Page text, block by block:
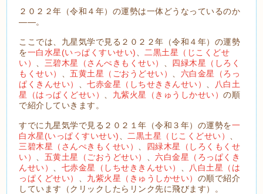
２０２２年（令和４年）の運勢は一体どうなっているのか
――。
ここでは、九星気学で見る２０２２年（令和４年）の運勢
を一白水星(いっぱくすいせい)
二黒土星（じこくどせ
い）
三碧木星（さんぺきもくせい）
四緑木星（しろく
もくせい）
、五黄土星（ごおうどせい）
六白金星（ろっ
ぱくきんせい）
、七赤金星（しちせききんせい）
八白土
星（はっぱくどせい）
九紫火星（きゅうしかせい）の順
で紹介していきます。
すでに九星気学で見る２０２１年（令和３年）の運勢を一
白水星(いっぱくすいせい)
二黒土星（じこくどせい）
三碧木星（さんぺきもくせい）
四緑木星（しろくもくせ
い）
五黄土星（ごおうどせい） 、六白金星（ろっぱくき
んせい）
七赤金星（しちせききんせい）
八白土星（は
っぱくどせい）
九紫火星（きゅうしかせい） の順で紹介
しています（クリックしたらリンク先に飛びます）。